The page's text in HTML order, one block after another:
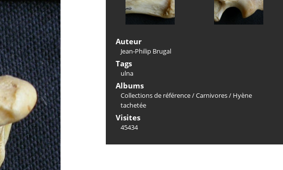
Auteur
Jean-Philip Brugal
Tags
ulna
Albums
Collections de référence/Carnivores/ Hyène
tachetée
Visites
45434